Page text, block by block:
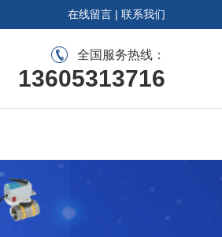
在线留言 | 联系我们
全国服务热线：
13605313716